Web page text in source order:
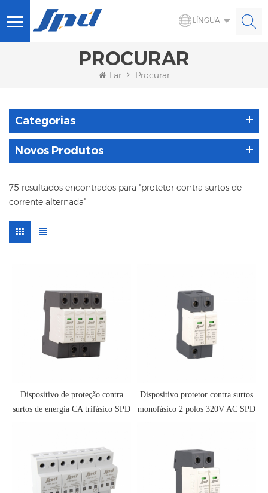
LÍNGUA
PROCURAR
Lar Procurar
Categorias
Novos Produtos
75 resultados encontrados para "protetor contra surtos de
corrente alternada"
Dispositivo de proteção contra
surtos de energia CA trifásico SPD
Dispositivo protetor contra surtos
monofásico 2 polos 320V AC SPD